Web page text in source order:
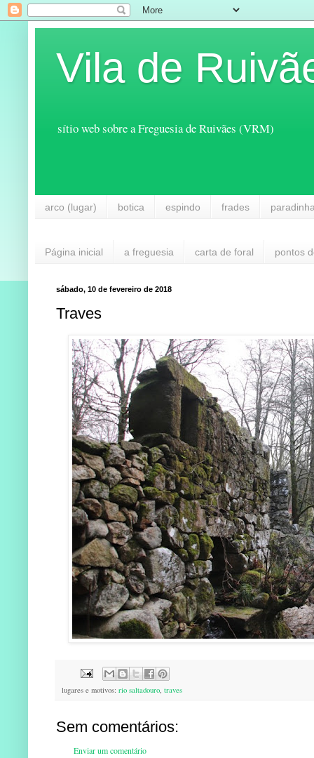
Vila de
sítio web sobre a Freguesia de Ruivães (VRM)
arco (lugar) botica espindo frades
Página inicial a freguesia carta de foral pontos
sábado, 10 de fevereiro de 2018
Traves
lugares e motivos: rio saltadouro, traves
Sem comentários:
Enviar um comentário